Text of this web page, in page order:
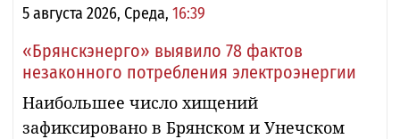
5 августа 2026, Среда, 16:39
«Брянскэнерго» выявило 78 фактов
незаконного потребления электроэнергии
Наибольшее число хищений
зафиксировано в Брянском и Унечском